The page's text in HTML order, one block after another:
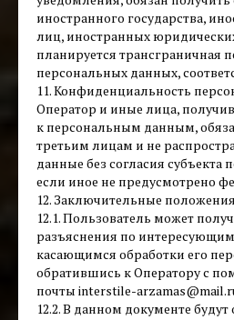
иностранного государства,
лиц, иностранных
планируется трансграничная
персональных данных,
11. Конфиденциальность
Оператор и иные лица,
к персональным данным,
третьим лицам и не
данные без согласия
если иное не предусмотрено
12. Заключительные положения
12.1. Пользователь может
разъяснения по
касающимся обработки его
обратившись к Оператору с
почты interstile-
12.2. В данном документе